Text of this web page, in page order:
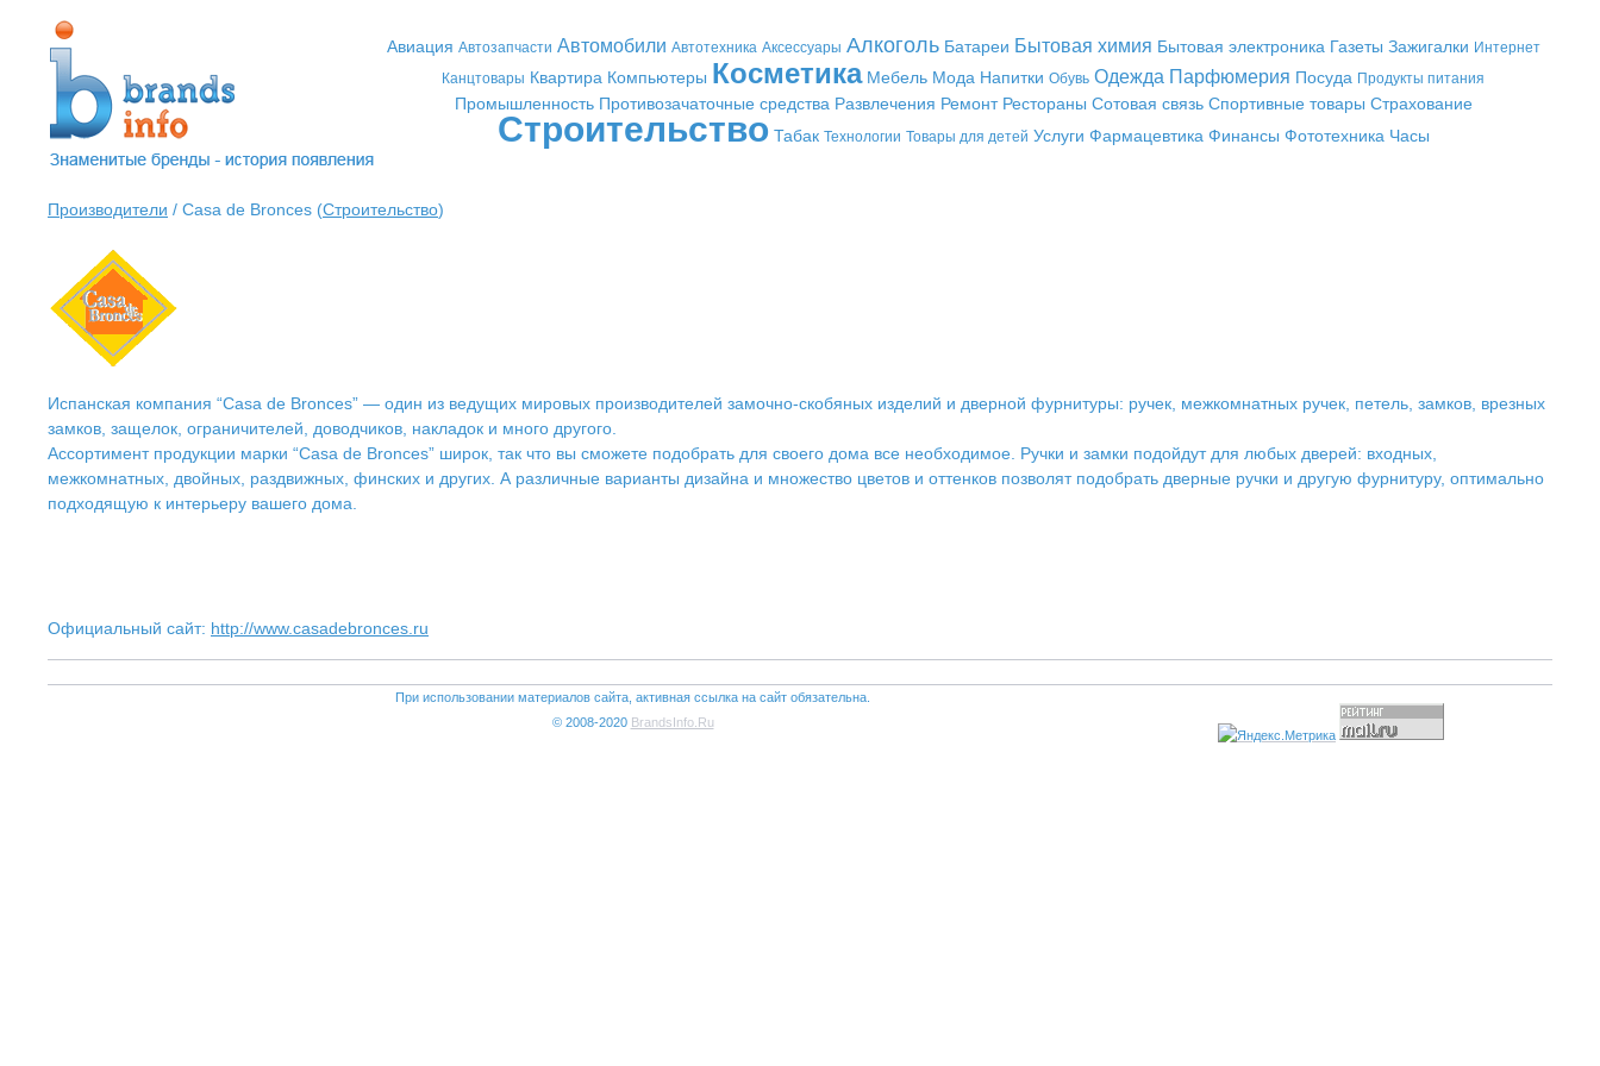
Авиация Автозапчасти Автомобили Автотехника Аксессуары Алкоголь Батареи Бытовая химия Бытовая электроника Газеты Зажигалки Интернет
Канцтовары Квартира Компьютеры Косметика Мебель Мода Напитки Обувь Одежда Парфюмерия Посуда Продукты питания
Промышленность Противозачаточные средства Развлечения Ремонт Рестораны Сотовая связь Спортивные товары Страхование
Строительство Табак Технологии Товары для детей Услуги Фармацевтика Финансы Фототехника Часы
Производители / Casa de Bronces (Строительство)
Испанская компания “Casa de Bronces” — один из ведущих мировых производителей замочно-скобяных изделий и дверной фурнитуры: ручек, межкомнатных ручек, петель, замков, врезных
замков, защелок, ограничителей, доводчиков, накладок и много другого.
Ассортимент продукции марки “Casa de Bronces” широк, так что вы сможете подобрать для своего дома все необходимое. Ручки и замки подойдут для любых дверей: входных,
межкомнатных, двойных, раздвижных, финских и других. А различные варианты дизайна и множество цветов и оттенков позволят подобрать дверные ручки и другую фурнитуру, оптимально
подходящую к интерьеру вашего дома.
Официальный сайт: http://www.casadebronces.ru
При использовании материалов сайта, активная ссылка на сайт обязательна.
© 2008-2020 BrandsInfo.Ru